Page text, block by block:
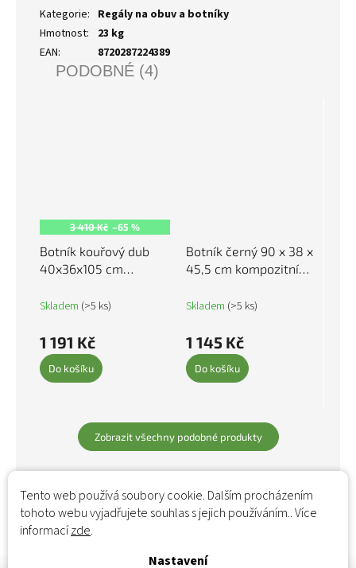
Tento web používá soubory cookie. Dalším procházením
tohoto webu vyjadřujete souhlas s jejich používáním.. Více
informacízde.
Nastavení
Kategorie: Regály na obuv a botníky
Hmotnost:
23 kg
EAN: 8720287224389
PODOBNÉ (4)
3 410 Kč –65 %
Botník kouřový dub
40x36x105 cm
819785
Skladem (>5 ks)
1 191 Kč
Do košíku
Botník černý 90 x 38 x
45,5 cm kompozitní
Skladem (>5 ks)
1 145 Kč
Do košíku
Zobrazit všechny podobné produkty